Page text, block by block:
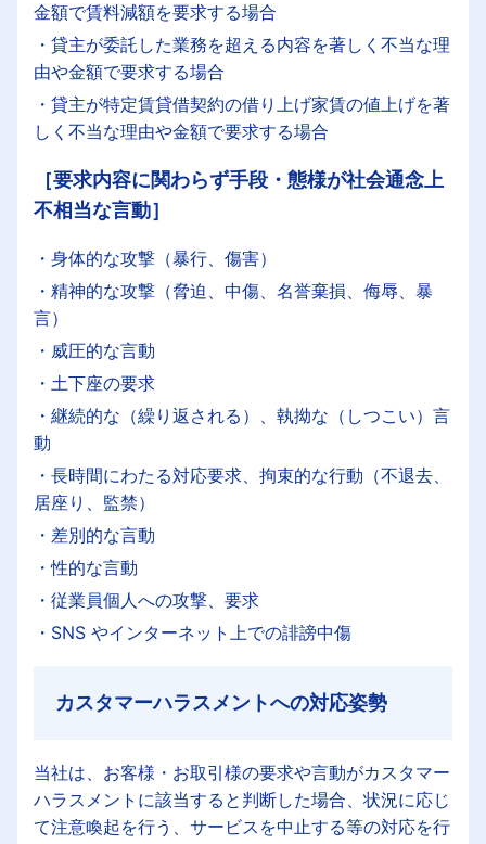
金額で賃料減額を要求する場合
・貸主が委託した業務を超える内容を著しく不当な理
由や金額で要求する場合
・貸主が特定賃貸借契約の借り上げ家賃の値上げを著
しく不当な理由や金額で要求する場合
［要求内容に関わらず手段・態様が社会通念上
不相当な言動］
・身体的な攻撃（暴行、傷害）
・精神的な攻撃（脅迫、中傷、名誉棄損、侮辱、暴
言）
・威圧的な言動
・土下座の要求
・継続的な（繰り返される）、執拗な（しつこい）言
動
・長時間にわたる対応要求、拘束的な行動（不退去、
居座り、監禁）
・差別的な言動
・性的な言動
・従業員個人への攻撃、要求
・SNS やインターネット上での誹謗中傷
カスタマーハラスメントへの対応姿勢
当社は、お客様・お取引様の要求や言動がカスタマー
ハラスメントに該当すると判断した場合、状況に応じ
て注意喚起を行う、サービスを中止する等の対応を行